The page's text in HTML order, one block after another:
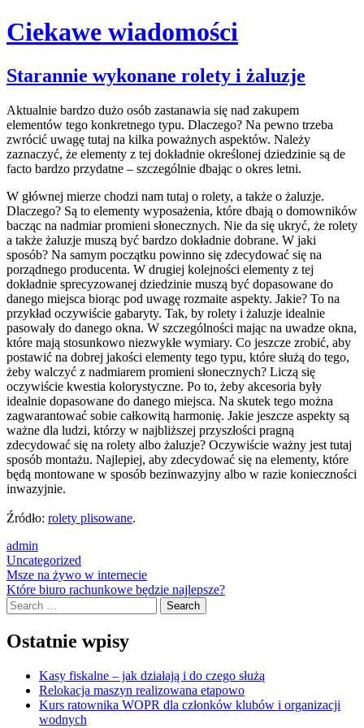
Ciekawe wiadomości
Skip
to
Starannie wykonane rolety i żaluzje
Aktualnie bardzo dużo osób zastanawia się nad zakupem
elementów tego konkretnego typu. Dlaczego? Na pewno trzeba
zwrócić uwagę tutaj na kilka poważnych aspektów. Należy
zaznaczyć, że elementy z tej dokładnie określonej dziedzinie są de
facto bardzo przydatne – szczególnie dbając o okres letni.
W głównej mierze chodzi nam tutaj o rolety, a także o żaluzje.
Dlaczego? Są to elementy wyposażenia, które dbają o domowników
bacząc na nadmiar promieni słonecznych. Nie da się ukryć, że rolety
a także żaluzje muszą być bardzo dokładnie dobrane. W jaki
sposób? Na samym początku powinno się zdecydować się na
porządnego producenta. W drugiej kolejności elementy z tej
dokładnie sprecyzowanej dziedzinie muszą być dopasowane do
danego miejsca biorąc pod uwagę rozmaite aspekty. Jakie? To na
przykład oczywiście gabaryty. Tak, by rolety i żaluzje idealnie
pasowały do danego okna. W szczególności mając na uwadze okna,
które mają stosunkowo niezwykłe wymiary. Co jeszcze zrobić, aby
postawić na dobrej jakości elementy tego typu, które służą do tego,
żeby walczyć z nadmiarem promieni słonecznych? Liczą się
oczywiście kwestia kolorystyczne. Po to, żeby akcesoria były
idealnie dopasowane do danego miejsca. Na skutek tego można
zagwarantować sobie całkowitą harmonię. Jakie jeszcze aspekty są
ważne dla ludzi, którzy w najbliższej przyszłości pragną
zdecydować się na rolety albo żaluzje? Oczywiście ważny jest tutaj
sposób montażu. Najlepiej, aby zdecydować się na elementy, które
będą montowane w sposób bezinwazyjny albo w razie konieczności
inwazyjnie.
Źródło: rolety plisowane.
admin
Uncategorized
Post
navigation
Msze na żywo w internecie
Które biuro rachunkowe będzie najlepsze?
Search
Ostatnie wpisy
Kasy fiskalne – jak działają i do czego służą
Relokacja maszyn realizowana etapowo
Kurs ratownika WOPR dla członków klubów i organizacji
wodnych